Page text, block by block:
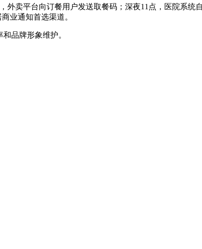
外卖平台向订餐用户发送取餐码；深夜11点，医院系
业通知首选渠道。
品牌形象维护。